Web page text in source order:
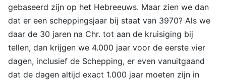
gebaseerd zijn op het Hebreeuws. Maar zien we dan
dat er een scheppingsjaar bij staat van 3970? Als we
daar de 30 jaren na Chr. tot aan de kruisiging bij
tellen, dan krijgen we 4.000 jaar voor de eerste vier
dagen, inclusief de Schepping, er even vanuitgaand
dat de dagen altijd exact 1.000 jaar moeten zijn in